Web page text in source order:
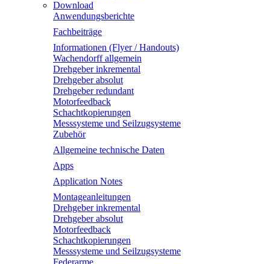
Download
Anwendungsberichte
Fachbeiträge
Informationen (Flyer / Handouts)
Wachendorff allgemein
Drehgeber inkremental
Drehgeber absolut
Drehgeber redundant
Motorfeedback
Schachtkopierungen
Messsysteme und Seilzugsysteme
Zubehör
Allgemeine technische Daten
Apps
Application Notes
Montageanleitungen
Drehgeber inkremental
Drehgeber absolut
Motorfeedback
Schachtkopierungen
Messsysteme und Seilzugsysteme
Federarme